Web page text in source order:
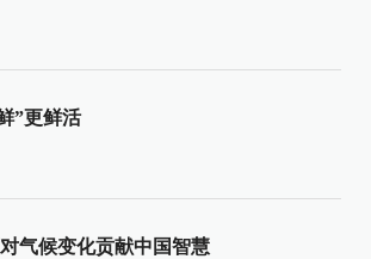
”更鲜活
气候变化贡献中国智慧